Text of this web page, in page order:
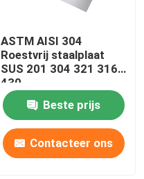
ASTM AISI 304
Roestvrij staalplaat
SUS 201 304 321 316L
430
Beste prijs
Contacteer ons